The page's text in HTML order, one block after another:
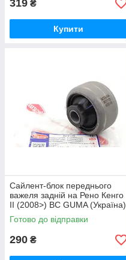
319 ₴
Купити
Сайлент-блок переднього
важеля задній на Рено Кенго
II (2008>) BC GUMA (Україна)
BC1125
Готово до відправки
290 ₴